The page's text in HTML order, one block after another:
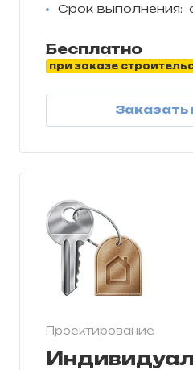
Срок выполнения:
Бесплатно
при заказе
Заказать
Проектирование